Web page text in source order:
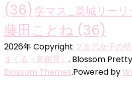
(36) 学マス_葛城リーリ
藤田ことね (36)
2026年 Copyright ２次元女子の
まくる（高画質） . Blossom
Blossom Themes.Powered by